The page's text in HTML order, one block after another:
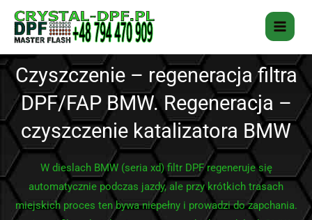
Przejdź
treści
Czyszczenie – regeneracja filtra
DPF/FAP BMW. Regeneracja –
czyszczenie katalizatora BMW
W dieslach BMW (seria xd) filtr DPF regeneruje się
automatycznie podczas jazdy, ale przy krótkich trasach
miejskich proces ten bywa niepełny i prowadzi do zapchania.